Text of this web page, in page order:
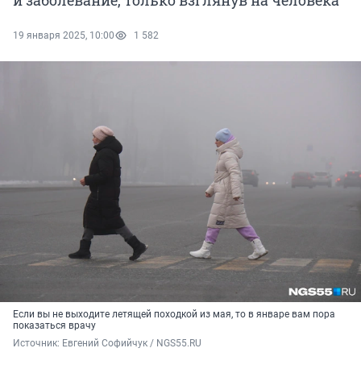
19 января 2025, 10:00 1 582
Если вы не выходите летящей походкой из мая, то в январе вам пора
показаться врачу
Источник: Евгений Софийчук / NGS55.RU